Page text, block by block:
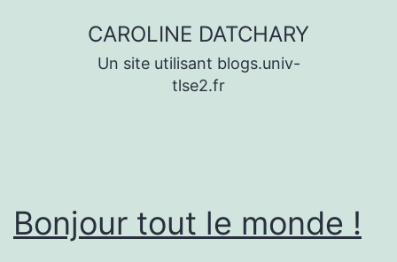
CAROLINE DATCHARY
Un site utilisant blogs.univ-
tlse2.fr
Bonjour tout le monde !